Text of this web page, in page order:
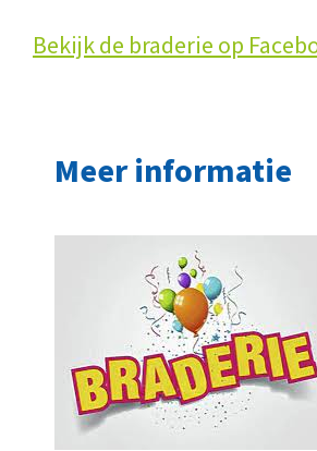
Bekijk de braderie op
Meer informatie